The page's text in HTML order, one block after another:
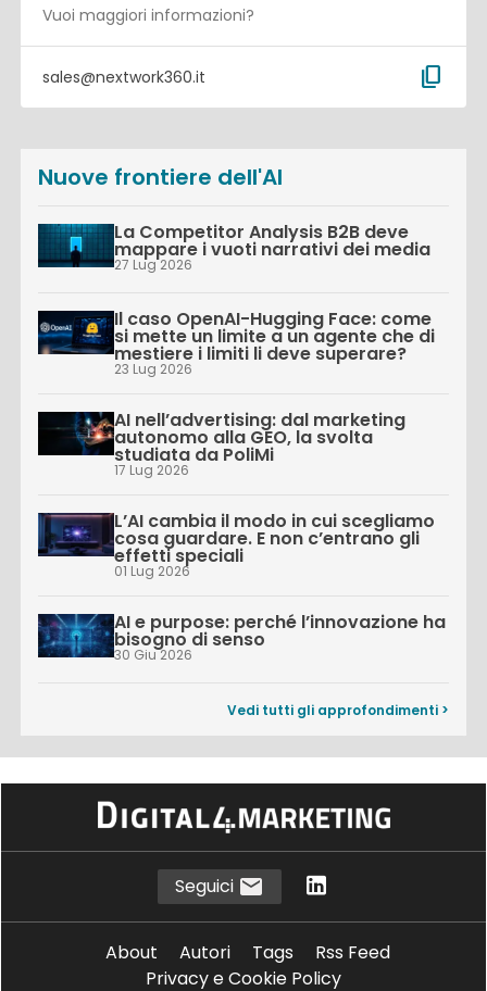
Vuoi maggiori informazioni?
sales@nextwork360.it content_copy
Nuove frontiere dell'AI
La Competitor Analysis B2B deve
mappare i vuoti narrativi dei media
27 Lug 2026
Il caso OpenAI-Hugging Face: come
si mette un limite a un agente che di
mestiere i limiti li deve superare?
23 Lug 2026
AI nell’advertising: dal marketing
autonomo alla GEO, la svolta
studiata da PoliMi
17 Lug 2026
L’AI cambia il modo in cui scegliamo
cosa guardare. E non c’entrano gli
effetti speciali
01 Lug 2026
AI e purpose: perché l’innovazione ha
bisogno di senso
30 Giu 2026
Vedi tutti gli approfondimenti >
Seguici
About Autori Tags
Rss Feed
Privacy e Cookie Policy